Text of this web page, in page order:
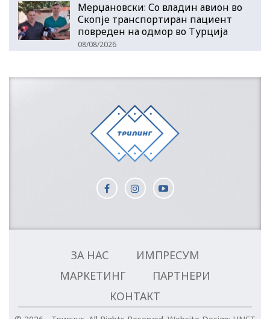
Мерџановски: Со владин авион во
Скопје транспортиран пациент
повреден на одмор во Турција
08/08/2026
ЗА НАС
ИМПРЕСУМ
МАРКЕТИНГ
ПАРТНЕРИ
КОНТАКТ